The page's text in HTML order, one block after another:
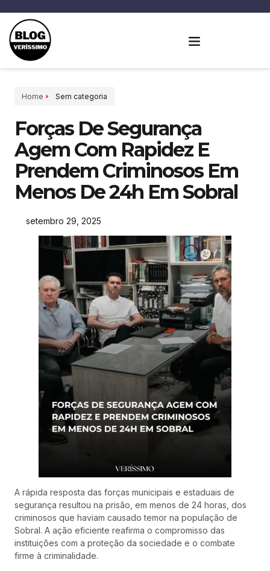
Home Sem categoria
Forças De Segurança
Agem Com Rapidez E
Prendem Criminosos Em
Menos De 24h Em Sobral
setembro 29, 2025
A rápida resposta das forças municipais e estaduais de
segurança resultou na prisão, em menos de 24 horas, dos
criminosos que haviam causado temor na população de
Sobral. A ação eficiente reafirma o compromisso das
instituições com a proteção da sociedade e o combate
firme à criminalidade.